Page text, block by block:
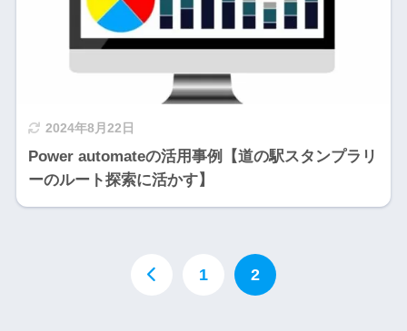
2024年8月22日
Power automateの活用事例【道の駅スタンプラリ
ーのルート探索に活かす】
1 2